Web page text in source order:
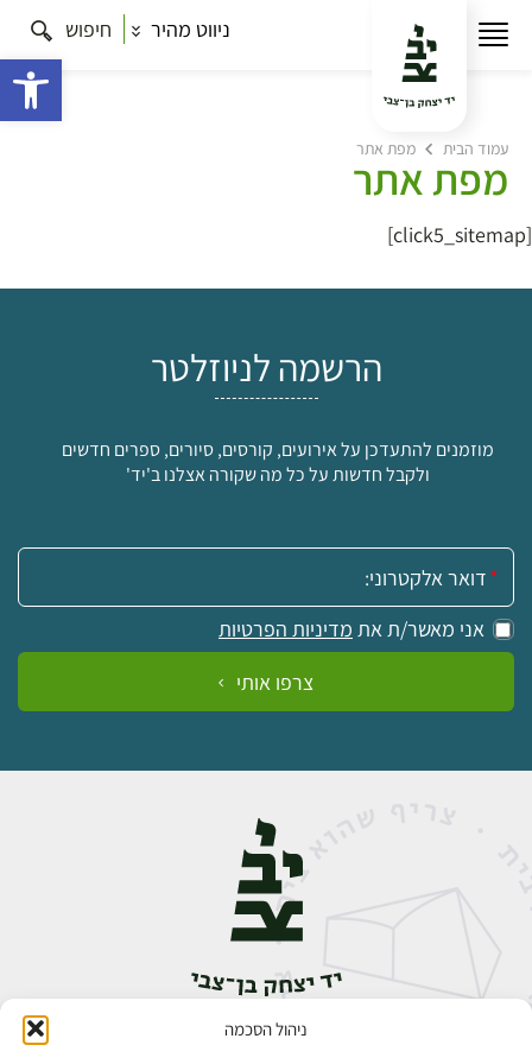
ניהול הסכמה
ניווט מהיר חיפוש
עמוד הבית מפת אתר
מפת אתר
[click5_sitemap]
הרשמה לניוזלטר
מוזמנים להתעדכן על אירועים, קורסים, סיורים, ספרים חדשים
ולקבל חדשות על כל מה שקורה אצלנו ב'יד'
אימייל:
אני מאשר/ת את מדיניות הפרטיות
צרפו אותי
אבן גבירול 14, רחביה, ירושלים